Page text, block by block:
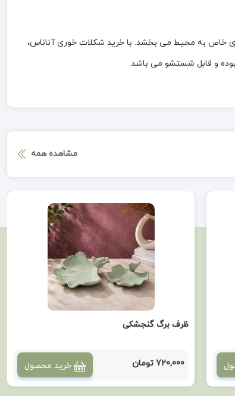
ای خاص به محیط می بخشد. با خرید شکلات خوری آناناس،
بوده و قابل شستشو می باشد.
مشاهده همه
ظرف برگ گنجشکی
720,000 تومان خرید محصول